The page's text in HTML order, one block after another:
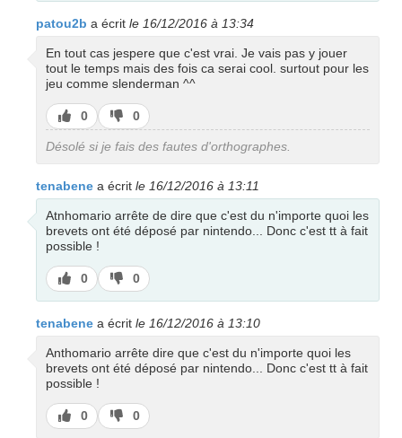
patou2b a écrit le 16/12/2016 à 13:34
En tout cas jespere que c'est vrai. Je vais pas y jouer
tout le temps mais des fois ca serai cool. surtout pour les
jeu comme slenderman ^^
J’aime
0
J’aime
pas
0
Désolé si je fais des fautes d'orthographes.
tenabene a écrit le 16/12/2016 à 13:11
Atnhomario arrête de dire que c'est du n'importe quoi les
brevets ont été déposé par nintendo... Donc c'est tt à fait
possible !
J’aime
0
J’aime
pas
0
tenabene a écrit le 16/12/2016 à 13:10
Anthomario arrête dire que c'est du n'importe quoi les
brevets ont été déposé par nintendo... Donc c'est tt à fait
possible !
J’aime
0
J’aime
pas
0